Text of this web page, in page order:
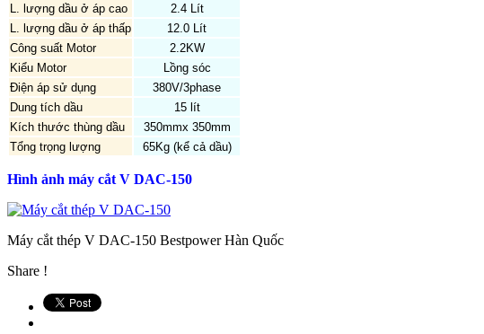
L. lượng dầu ở áp cao
2.4 Lít
L. lượng dầu ở áp thấp
12.0 Lít
Công suất Motor
2.2KW
Kiểu Motor
Lồng sóc
Điện áp sử dụng
380V/3phase
Dung tích dầu
15 lít
Kích thước thùng dầu
350mmx 350mm
Tổng trọng lượng
65Kg (kể cả dầu)
Hình ảnh máy cắt V DAC-150
Máy cắt thép V DAC-150 Bestpower Hàn Quốc
Share !